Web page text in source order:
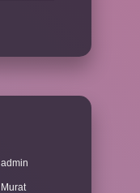
admin
Murat